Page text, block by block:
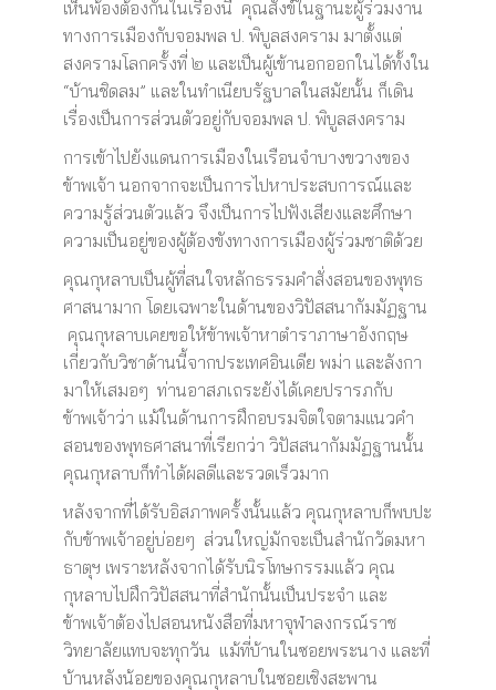
เห็นพ้องต้องกันในเรื่องนี้ คุณสังข์ในฐานะผู้ร่วมงาน
ทางการเมืองกับจอมพล ป. พิบูลสงคราม มาตั้งแต่
สงครามโลกครั้งที่ ๒ และเป็นผู้เข้านอกออกในได้ทั้งใน
“บ้านชิดลม” และในทำเนียบรัฐบาลในสมัยนั้น ก็เดิน
เรื่องเป็นการส่วนตัวอยู่กับจอมพล ป. พิบูลสงคราม
การเข้าไปยังแดนการเมืองในเรือนจำบางขวางของ
ข้าพเจ้า นอกจากจะเป็นการไปหาประสบการณ์และ
ความรู้ส่วนตัวแล้ว จึงเป็นการไปฟังเสียงและศึกษา
ความเป็นอยู่ของผู้ต้องขังทางการเมืองผู้ร่วมชาติด้วย
คุณกุหลาบเป็นผู้ที่สนใจหลักธรรมคำสั่งสอนของพุทธ
ศาสนามาก โดยเฉพาะในด้านของวิปัสสนากัมมัฏฐาน
คุณกุหลาบเคยขอให้ข้าพเจ้าหาตำราภาษาอังกฤษ
เกี่ยวกับวิชาด้านนี้จากประเทศอินเดีย พม่า และลังกา
มาให้เสมอๆ ท่านอาสภเถระยังได้เคยปรารภกับ
ข้าพเจ้าว่า แม้ในด้านการฝึกอบรมจิตใจตามแนวคำ
สอนของพุทธศาสนาที่เรียกว่า วิปัสสนากัมมัฏฐานนั้น
คุณกุหลาบก็ทำได้ผลดีและรวดเร็วมาก
หลังจากที่ได้รับอิสภาพครั้งนั้นแล้ว คุณกุหลาบก็พบปะ
กับข้าพเจ้าอยู่บ่อยๆ ส่วนใหญ่มักจะเป็นสำนักวัดมหา
ธาตุฯ เพราะหลังจากได้รับนิรโทษกรรมแล้ว คุณ
กุหลาบไปฝึกวิปัสสนาที่สำนักนั้นเป็นประจำ และ
ข้าพเจ้าต้องไปสอนหนังสือที่มหาจุฬาลงกรณ์ราช
วิทยาลัยแทบจะทุกวัน แม้ที่บ้านในซอยพระนาง และที่
บ้านหลังน้อยของคุณกุหลาบในซอยเชิงสะพาน